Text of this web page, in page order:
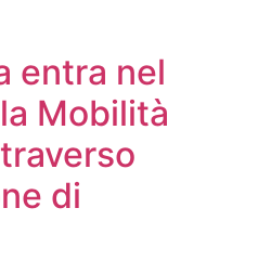
entra nel
Mobilità
di